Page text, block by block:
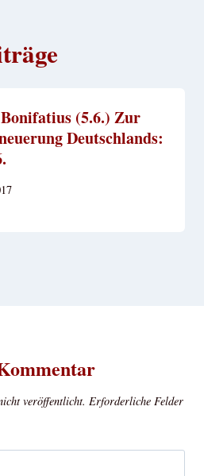
(5.6.) Zur
Deutschlands:
veröffentlicht. Erforderliche Felder